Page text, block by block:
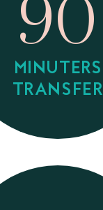
90
MINUTERS
TRANSFER